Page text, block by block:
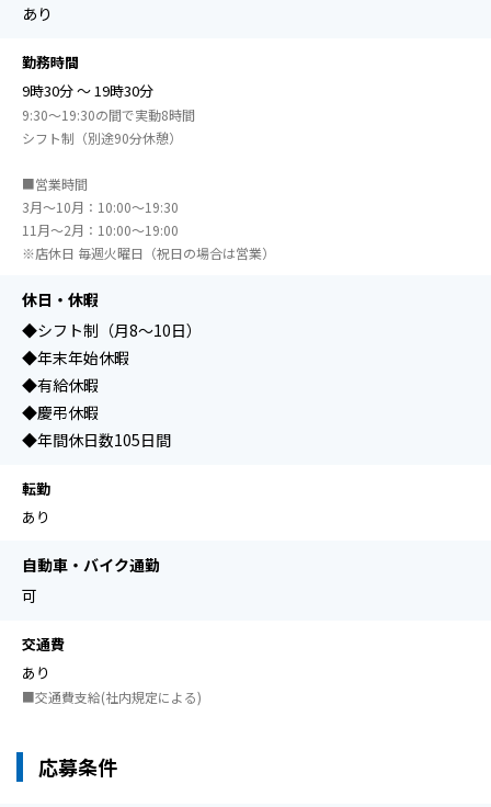
あり
勤務時間
9時30分 ～ 19時30分
9:30～19:30の間で実動8時間
シフト制（別途90分休憩）
■営業時間
3月～10月：10:00～19:30
11月～2月：10:00～19:00
※店休日 毎週火曜日（祝日の場合は営業）
休日・休暇
◆シフト制（月8～10日）
◆年末年始休暇
◆有給休暇
◆慶弔休暇
◆年間休日数105日間
転勤
あり
自動車・バイク通勤
可
交通費
あり
■交通費支給(社内規定による)
応募条件